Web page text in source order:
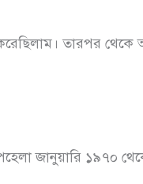
করেছিলাম। তারপর
জানুয়ারি ১৯৭০